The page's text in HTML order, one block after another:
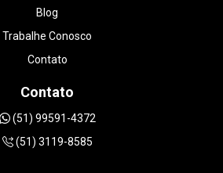
momento muito especial da
Sem dúvidas, recomendo de
DOUTORA LUANA
Blog
Trabalhe Conosco
Contato
Contato
(51) 99591-4372
(51) 3119-8585